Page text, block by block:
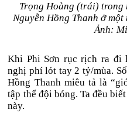
Trọng Hoàng (trái) trong
Nguyễn Hồng Thanh ở
Ảnh:
Khi Phi Sơn rục rịch ra đi
nghị phí lót tay 2 tỷ/mùa.
Hồng Thanh miêu tả là
tập thể đội bóng. Ta đều
này.